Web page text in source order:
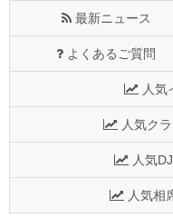
最新ニュース
よくあるご質問
人気
人気ク
人気
人気相